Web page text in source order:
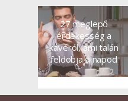
27 meglepő
érdekesség a
kávéról, ami talán
feldobja a napod